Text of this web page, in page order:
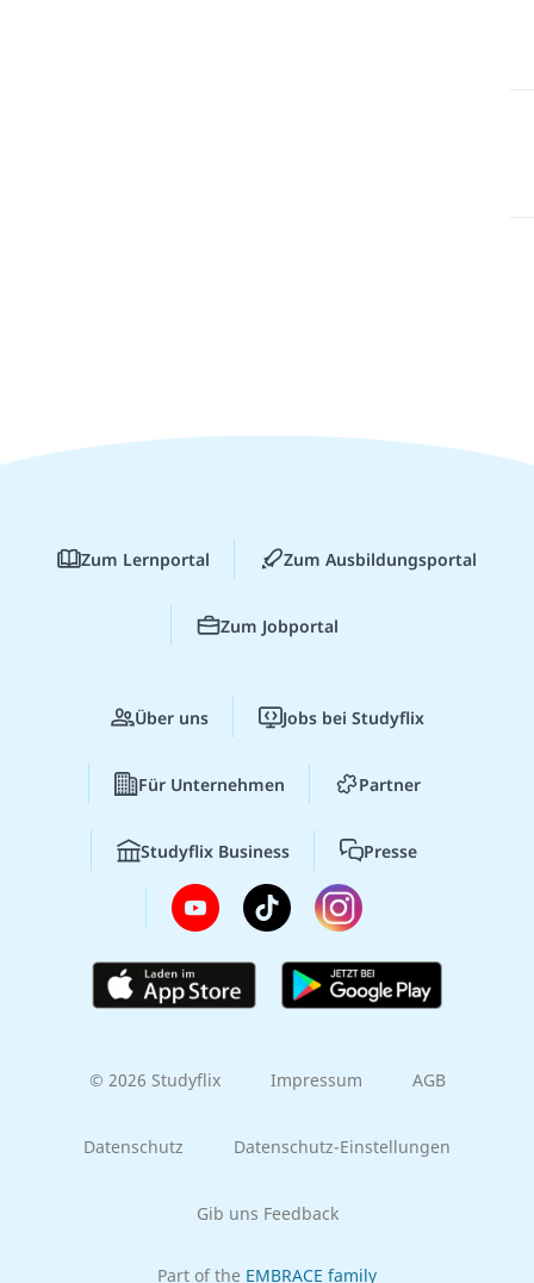
Zum Lernportal Zum Ausbildungsportal
Zum Jobportal
Über uns Jobs bei Studyflix
Für Unternehmen Partner
Studyflix Business Presse
© 2026 Studyflix Impressum AGB
Datenschutz Datenschutz-Einstellungen
Gib uns Feedback
Part of the EMBRACE family